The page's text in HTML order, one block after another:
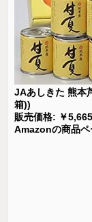
JAあしきた 熊本
箱))
販売価格: ￥
Amazonの商品